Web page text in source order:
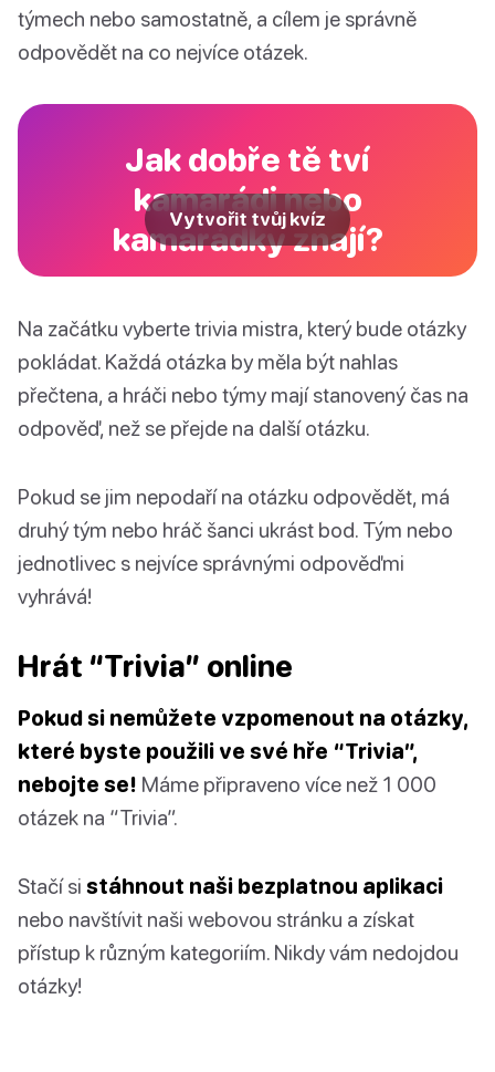
týmech nebo samostatně, a cílem je správně
odpovědět na co nejvíce otázek.
Jak dobře tě tví
kamarádi nebo
kamarádky znají?
Vytvořit tvůj kvíz
Na začátku vyberte trivia mistra, který bude otázky
pokládat. Každá otázka by měla být nahlas
přečtena, a hráči nebo týmy mají stanovený čas na
odpověď, než se přejde na další otázku.
Pokud se jim nepodaří na otázku odpovědět, má
druhý tým nebo hráč šanci ukrást bod. Tým nebo
jednotlivec s nejvíce správnými odpověďmi
vyhrává!
Hrát “Trivia” online
Pokud si nemůžete vzpomenout na otázky,
které byste použili ve své hře “Trivia”,
nebojte se! Máme připraveno více než 1 000
otázek na “Trivia”.
Stačí si stáhnout naši bezplatnou aplikaci
nebo navštívit naši webovou stránku a získat
přístup k různým kategoriím. Nikdy vám nedojdou
otázky!